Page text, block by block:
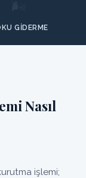
GIDERME
Nasıl
işlemi;